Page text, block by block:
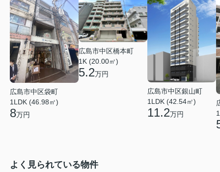
広島市中区袋町
1LDK (46.98㎡)
8万円
広島市中区橋本町
1K (20.00㎡)
5.2万円
広島市中区銀山町
1LDK (42.54㎡)
11.2万円
よく見られている物件